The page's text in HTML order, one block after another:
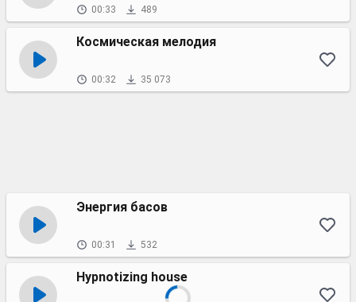
00:33 489
Космическая мелодия
00:32 35 073
Энергия басов
00:31 532
Hypnotizing house